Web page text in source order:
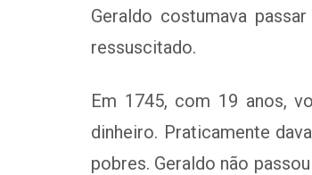
Geraldo costumava
ressuscitado.
Em 1745, com 19 anos,
dinheiro. Praticamente
pobres. Geraldo não